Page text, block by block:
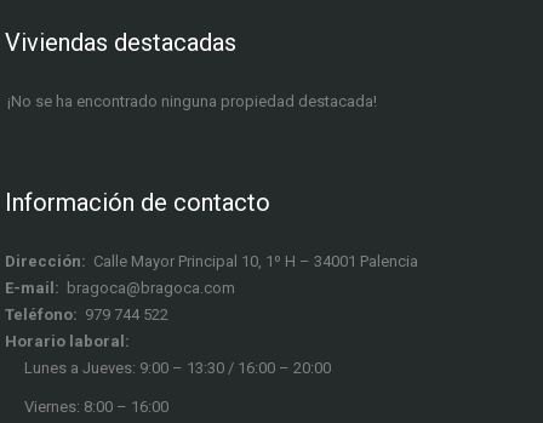
Viviendas destacadas
¡No se ha encontrado ninguna propiedad destacada!
Información de contacto
Dirección: Calle Mayor Principal 10, 1º H – 34001 Palencia
E-mail: bragoca@bragoca.com
Teléfono: 979 744 522
Horario laboral:
Lunes a Jueves: 9:00 – 13:30 / 16:00 – 20:00
Viernes: 8:00 – 16:00